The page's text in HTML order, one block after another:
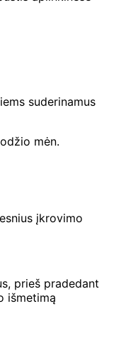
suderinamus
mėn.
įkrovimo
prieš pradedant
išmetimą